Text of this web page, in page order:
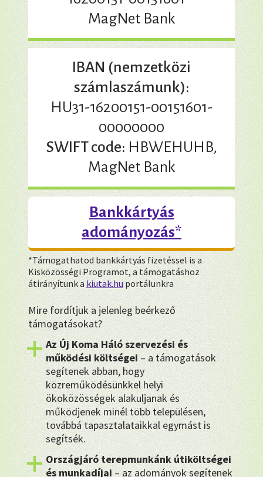
MagNet Bank
IBAN (nemzetközi
számlaszámunk):
HU31-16200151-00151601-
00000000
SWIFT code: HBWEHUHB,
MagNet Bank
Bankkártyás
adományozás*
*Támogathatod bankkártyás fizetéssel is a
Kisközösségi Programot, a támogatáshoz
átirányítunk akiutak.huportálunkra
Mire fordítjuk a jelenleg beérkező
támogatásokat?
Az Új Koma Háló szervezési és
működési költségei– a támogatások
segítenek abban, hogy
közreműködésünkkel helyi
ökoközösségek alakuljanak és
működjenek minél több településen,
továbbá tapasztalataikkal egymást is
segítsék.
Országjáró terepmunkánk útiköltségei
és munkadíjai– az adományok segítenek